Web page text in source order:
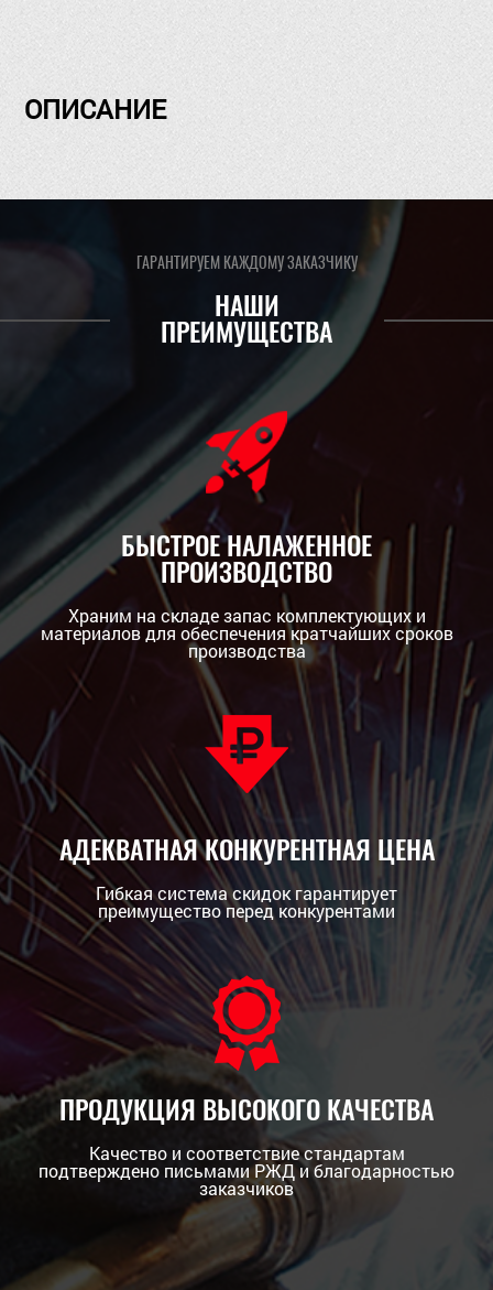
ОПИСАНИЕ
ГАРАНТИРУЕМ КАЖДОМУ ЗАКАЗЧИКУ
НАШИ
ПРЕИМУЩЕСТВА
БЫСТРОЕ НАЛАЖЕННОЕ
ПРОИЗВОДСТВО
Храним на складе запас комплектующих и
материалов для обеспечения кратчайших сроков
производства
АДЕКВАТНАЯ КОНКУРЕНТНАЯ ЦЕНА
Гибкая система скидок гарантирует
преимущество перед конкурентами
ПРОДУКЦИЯ ВЫСОКОГО КАЧЕСТВА
Качество и соответствие стандартам
подтверждено письмами РЖД и благодарностью
заказчиков